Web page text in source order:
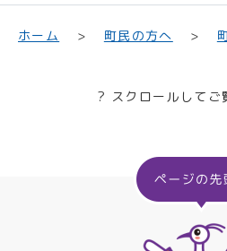
ホーム 町民の方へ
? スクロールしてご